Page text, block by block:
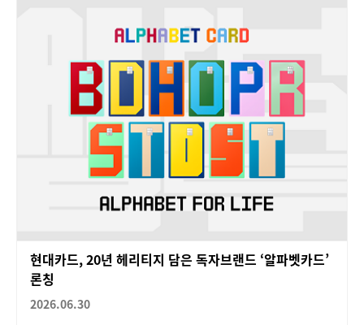
현대카드, 20년 헤리티지 담은 독자브랜드 ‘알파벳카드’
론칭
2026.06.30